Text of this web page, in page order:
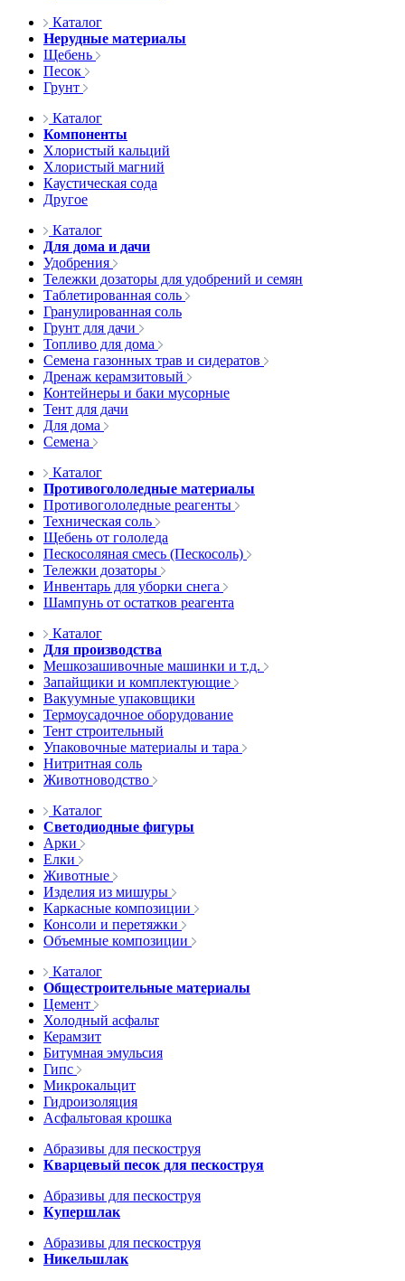
Каталог
Нерудные материалы
Щебень
Песок
Грунт
Каталог
Компоненты
Хлористый кальций
Хлористый магний
Каустическая сода
Другое
Каталог
Для дома и дачи
Удобрения
Тележки дозаторы для удобрений и семян
Таблетированная соль
Гранулированная соль
Грунт для дачи
Топливо для дома
Семена газонных трав и сидератов
Дренаж керамзитовый
Контейнеры и баки мусорные
Тент для дачи
Для дома
Семена
Каталог
Противогололедные материалы
Противогололедные реагенты
Техническая соль
Щебень от гололеда
Пескосоляная смесь (Пескосоль)
Тележки дозаторы
Инвентарь для уборки снега
Шампунь от остатков реагента
Каталог
Для производства
Мешкозашивочные машинки и т.д.
Запайщики и комплектующие
Вакуумные упаковщики
Термоусадочное оборудование
Тент строительный
Упаковочные материалы и тара
Нитритная соль
Животноводство
Каталог
Светодиодные фигуры
Арки
Елки
Животные
Изделия из мишуры
Каркасные композиции
Консоли и перетяжки
Объемные композиции
Каталог
Общестроительные материалы
Цемент
Холодный асфальт
Керамзит
Битумная эмульсия
Гипс
Микрокальцит
Гидроизоляция
Асфальтовая крошка
Абразивы для пескоструя
Кварцевый песок для пескоструя
Абразивы для пескоструя
Купершлак
Абразивы для пескоструя
Никельшлак